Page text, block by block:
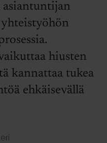
asiantuntijan
yhteistyöhön
hiusten
kannattaa tukea
ehkäisevällä